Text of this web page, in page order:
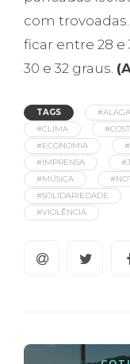
com
ficar entre 28
30 e 32 graus.
TAGS
#CLIMA
#ECONOMIA
#IMPRENSA
#MÚSICA
#SOLIDARIEDADE
#VIOLÊNCIA